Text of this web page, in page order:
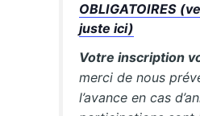
OBLIGATOIRES
juste ici)
Votre inscription
merci de nous
l’avance en cas